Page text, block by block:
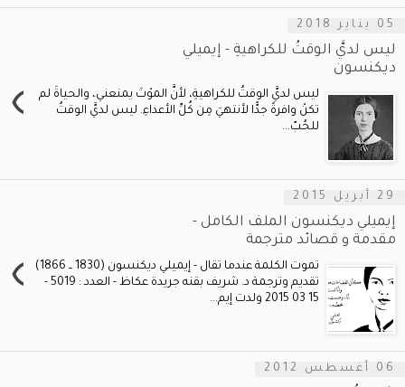
05 يناير 2018
ليس لديَّ الوقتُ للكراهيةِ - إيميلي
ديكنسون
›
ليس لديَّ الوقتُ للكراهيةِ، لأنَّ الموْتَ يمنعني، والحياةَ لم
تكنْ وافرةً جدًّا لأنتهيَ مِن كُلِّ الأعداءِ. ليس لديَّ الوقتُ
للحُبّ...
29 أبريل 2015
إيميلي ديكنسون الملف الكامل -
مقدمة و قصائد مترجمة
›
تموت الكلمة عندما تقال - إيميلي ديكنسون (1830 ــ 1866)
تقديم وترجمة د. شريف بقنه جريدة عكاظ - العدد : 5019 -
15 03 2015 ولدت إيم...
06 أغسطس 2012